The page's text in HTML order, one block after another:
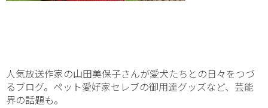
人気放送作家の山田美保子さんが愛犬たちとの日々をつづ
るブログ。ペット愛好家セレブの御用達グッズなど、芸能
界の話題も。